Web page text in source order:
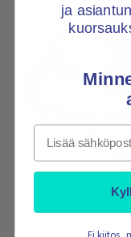
PosiForm
kuorsausta ja
ja
Email